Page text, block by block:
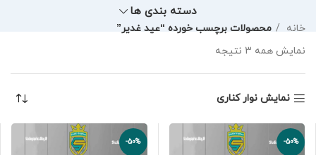
دسته بندی ها
خانه
محصولات برچسب خورده “عید غدیر”
نمایش همه 3 نتیجه
نمایش نوار کناری
-50%
-50%